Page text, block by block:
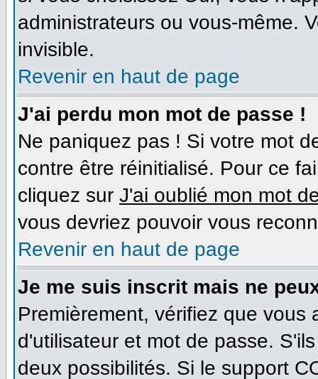
administrateurs ou vous-même.
invisible.
Revenir en haut de page
J'ai perdu mon mot de passe !
Ne paniquez pas ! Si votre mot
contre être réinitialisé. Pour ce
cliquez sur J'ai oublié mon mot
vous devriez pouvoir vous
Revenir en haut de page
Je me suis inscrit mais ne
Premièrement, vérifiez que
d'utilisateur et mot de passe.
deux possibilités. Si le support